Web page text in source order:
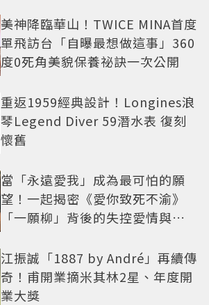
美神降臨華山！TWICE MINA首度
單飛訪台「自曝最想做這事」360
度0死角美貌保養祕訣一次公開
重返1959經典設計！Longines浪
琴Legend Diver 59潛水表 復刻
懷舊
當「永遠愛我」成為最可怕的願
望！一起揭密《愛你致死不渝》
「一願柳」背後的失控愛情與爆
江振誠「1887 by André」再續傳
奇！甫開業摘米其林2星、年度開
業大獎